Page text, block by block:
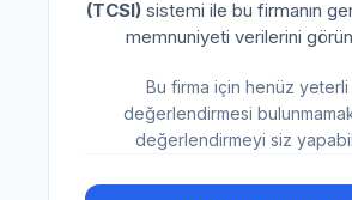
(TCSI)sistemi ile bu firmanın
memnuniyeti verilerini
Bu firma için henüz yeterli
değerlendirmesi
değerlendirmeyi siz